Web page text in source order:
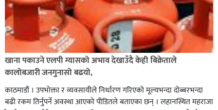
रौतहटमा १२ हजार लिटर पेट्रोल बोकेको ट्यांकर दुर्घटनापछि
आगलागी सडक अबरुद्ध,
खाना पकाउने एलपी ग्यासको अभाव देखाउँदै केही बिक्रेताले
कालोबजारी जनगुनासो बढयो,
काठमाडौं । उपभोक्ता र व्यवसायीले निर्धारण गरिएको मूल्यभन्दा दोब्बरभन्दा
बढी रकम तिर्नुपर्ने अवस्था आएको पीडितले बताएका छन् । लहानस्थित महराजा